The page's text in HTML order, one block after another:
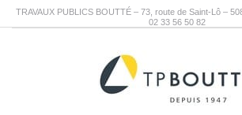
TRAVAUX PUBLICS BOUTTÉ – 73, route de Saint-Lô –
02 33 56 50 82